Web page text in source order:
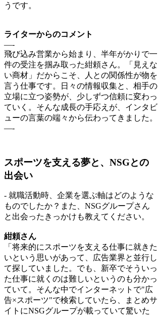
うです。
ライターからのコメント
—-
飛び込み営業から始まり、半年がかりで一
件の受注を掴み取った紺頼さん。「見えな
い商材」だからこそ、人との関係性が物を
言う仕事です。日々の情報収集と、相手の
立場に立つ姿勢が、少しずつ信頼に変わっ
ていく。そんな成長の手応えが、インタビ
ューの言葉の端々から伝わってきました。
—-
スポーツを支える夢と、NSGとの
出会い
- 就職活動時、企業を選ぶ軸はどのような
ものでしたか？また、NSGグループさん
と出会ったきっかけも教えてください。
紺頼さん
「将来的にスポーツを支える仕事に就きた
いという思いがあって、広告業界と並行し
て探していました。でも、新卒でそういっ
た仕事に就くのは難しいというのも分かっ
ていて。そんな中でインターネットで"広
告×スポーツ"で検索していたら、まとめサ
イトにNSGグループが載っていて驚いた